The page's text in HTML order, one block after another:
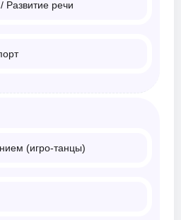
Развитие речи
(игро-танцы)